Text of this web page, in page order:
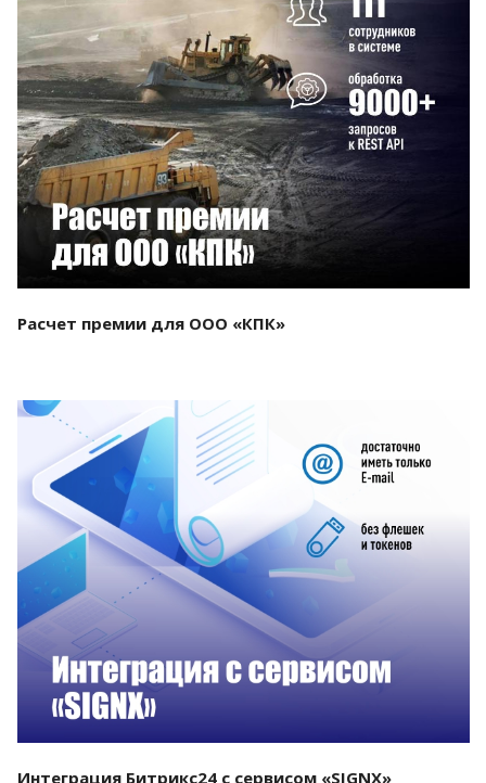
Смотреть проект
Расчет премии для ООО «КПК»
Смотреть проект
Интеграция Битрикс24 с сервисом «SIGNX»